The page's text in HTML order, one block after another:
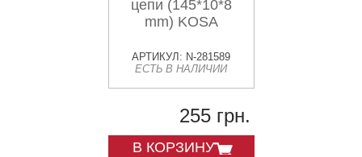
цепи (145*10*8
mm) KOSA
АРТИКУЛ: N-281589
ЕСТЬ В НАЛИЧИИ
255 грн.
В КОРЗИНУ